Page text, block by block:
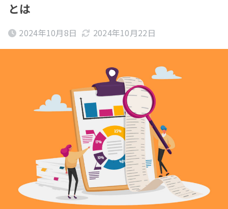
とは
2024年10月8日 2024年10月22日